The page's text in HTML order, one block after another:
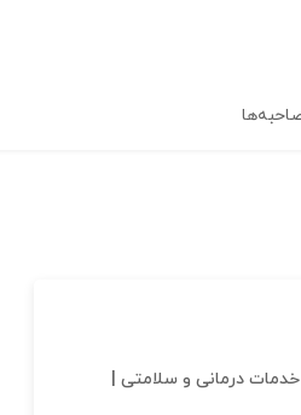
درمانی و سلامتی |